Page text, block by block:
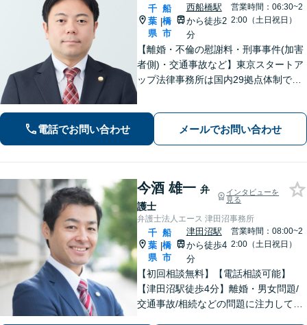
千
葉
県
|
船
橋
市
西船橋駅
から徒歩2
分
営業時間：06:30~2
2:00（土日祝日）
【離婚・不倫の慰謝料・刑事事件(加害
者側)・交通事故など】東京スタートア
ップ法律事務所は国内29拠点体制で全
専門性の高い弁護士が寄り添い解決を
サポートします。
電話でお問い合わせ メールでお問い合わせ
今酒 雄一 弁
護士
インタビューを
見る
弁護士法人エース 津田沼事務所
千
葉
県
|
船
橋
市
津田沼駅
から徒歩4
分
営業時間：08:00~2
2:00（土日祝日）
【初回相談無料】【電話相談可能】
【津田沼駅徒歩4分】離婚・男女問題/
交通事故/相続などの問題に注力してい